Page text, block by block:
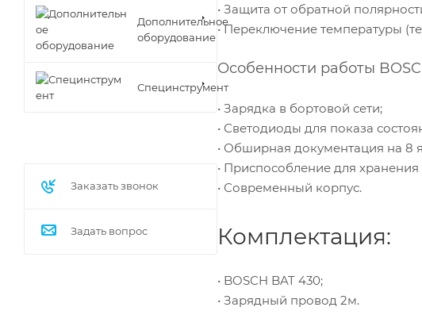
• Защита от обратной
• Переключение температуры
Особенности работы
• Зарядка в бортовой сети;
• Светодиоды для показа
• Обширная документация на 8
• Приспособление для хранения
• Современный корпус.
Комплектация:
• BOSCH BAT 430;
• Зарядный провод 2м.
Дополнительное
оборудование
Специнструмент
Заказать звонок
Задать вопрос